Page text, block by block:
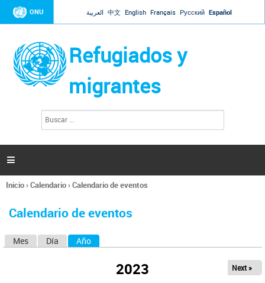
Jump to navigation
ONU العربية 中文 English Français Русский Español
Refugiados y
migrantes
l
s

Se
usted
Inicio›Calendario›Calendario de eventos
Calendario de eventos
Mes Día Año
2023 Next »